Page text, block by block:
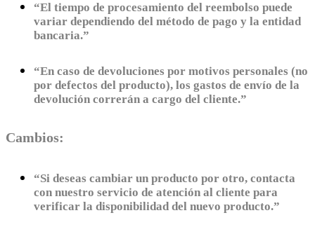
“El tiempo de procesamiento del reembolso puede
variar dependiendo del método de pago y la entidad
bancaria.”
“En caso de devoluciones por motivos personales (no
por defectos del producto), los gastos de envío de la
devolución correrán a cargo del cliente.”
Cambios:
“Si deseas cambiar un producto por otro, contacta
con nuestro servicio de atención al cliente para
verificar la disponibilidad del nuevo producto.”